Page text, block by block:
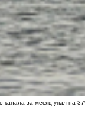
канала за месяц упал на